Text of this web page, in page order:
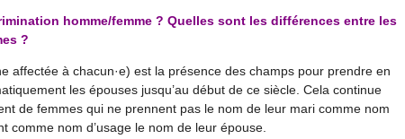
homme/femme ? Quelles sont les différences entre les
?
affectée à chacun·e) est la présence des champs pour prendre en
les épouses jusqu’au début de ce siècle. Cela continue
de femmes qui ne prennent pas le nom de leur mari comme nom
comme nom d’usage le nom de leur épouse.